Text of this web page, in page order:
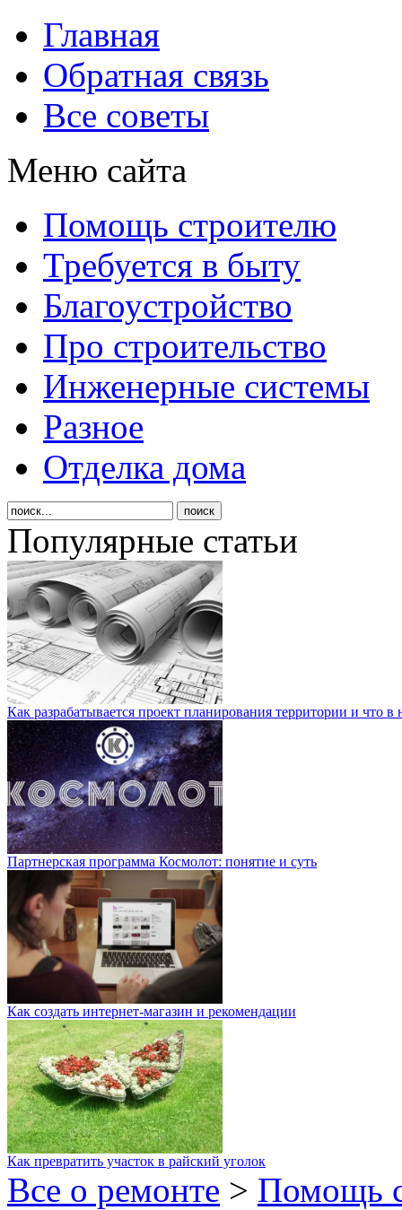
Главная
Обратная связь
Все советы
Меню сайта
Помощь строителю
Требуется в быту
Благоустройство
Про строительство
Инженерные системы
Разное
Отделка дома
Популярные статьи
Как разрабатывается проект планирования территории и что в
Партнерская программа Космолот: понятие и суть
Как создать интернет-магазин и рекомендации
Как превратить участок в райский уголок
Все о ремонте > Помощь